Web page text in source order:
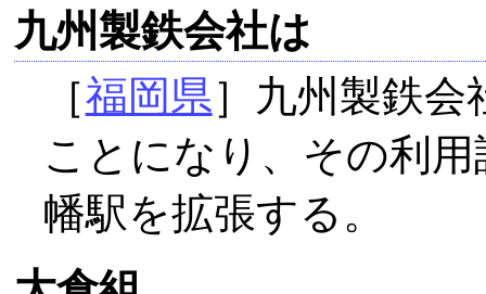
九州製鉄会社は
［福岡県］九州製鉄
ことになり、その利
幡駅を拡張する。